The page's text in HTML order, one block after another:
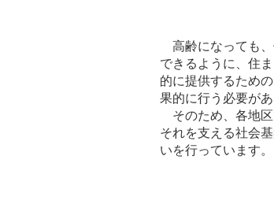
高齢になっても、
できるように、住
的に提供するため
果的に行う必要があ
そのため、各地区
それを支える社会
いを行っています。